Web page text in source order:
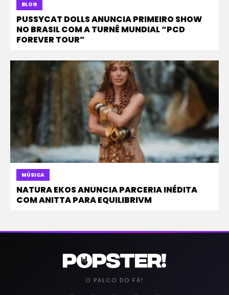
BLOG
PUSSYCAT DOLLS ANUNCIA PRIMEIRO SHOW
NO BRASIL COM A TURNÊ MUNDIAL “PCD
FOREVER TOUR”
MÚSICA
NATURA EKOS ANUNCIA PARCERIA INÉDITA
COM ANITTA PARA EQUILIBRIVM
O PALCO DO FÃ!